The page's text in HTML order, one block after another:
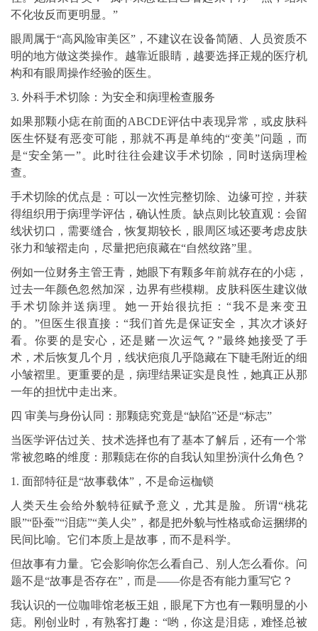
不化妆反而更明显。”
眼周属于“高风险审美区”，不建议在设备简陋、人员资质不
明的地方做这类操作。越靠近眼睛，越要选择正规的医疗机
构和有眼周操作经验的医生。
3. 外科手术切除：为安全和病理检查服务
如果那颗小痣在前面的ABCDE评估中表现异常，或皮肤科
医生怀疑有恶变可能，那就不再是单纯的“变美”问题，而
是“安全第一”。此时往往会建议手术切除，同时送病理检
查。
手术切除的优点是：可以一次性完整切除、边缘可控，并获
得组织用于病理学评估，确认性质。缺点则比较直观：会留
线状切口，需要缝合，恢复期较长，眼周区域还要考虑皮肤
张力和皱褶走向，尽量把疤痕藏在“自然纹路”里。
例如一位财务主管王青，她眼下有颗多年前就存在的小痣，
过去一年颜色忽然加深，边界有些模糊。皮肤科医生建议做
手术切除并送病理。她一开始很抗拒：“我不是来变丑
的。”但医生很直接：“我们首先是保证安全，其次才谈好
看。你要的是安心，还是赌一次运气？”最终她接受了手
术，术后恢复几个月，线状疤痕几乎隐藏在下睫毛附近的细
小皱褶里。更重要的是，病理结果证实是良性，她真正从那
一年的担忧中走出来。
四 审美与身份认同：那颗痣究竟是“缺陷”还是“标志”
当医学评估过关、技术选择也有了基本了解后，还有一个常
常被忽略的维度：那颗痣在你的自我认知里扮演什么角色？
1. 面部特征是“故事载体”，不是命运枷锁
人类天生会给外貌特征赋予意义，尤其是脸。所谓“桃花
眼”“卧蚕”“泪痣”“美人尖”，都是把外貌与性格或命运捆绑的
民间比喻。它们本质上是故事，而不是科学。
但故事有力量。它会影响你怎么看自己、别人怎么看你。问
题不是“故事是否存在”，而是——你是否有能力重写它？
我认识的一位咖啡馆老板王姐，眼尾下方也有一颗明显的小
痣。刚创业时，有熟客打趣：“哟，你这是泪痣，难怪总被